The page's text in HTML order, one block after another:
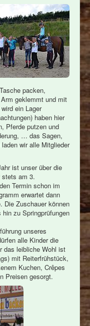
packen,
geklemmt und mit
ein Lager
haben hier
Pferde putzen und
… das Sagen,
wir alle Mitglieder
ist unser über die
stets am 3.
Termin schon im
erwartet dann
Die Zuschauer können
hin zu Springprüfungen
unseres
alle Kinder die
das leibliche Wohl ist
mit Reiterfrühstück,
Kuchen, Crêpes
Preisen gesorgt.